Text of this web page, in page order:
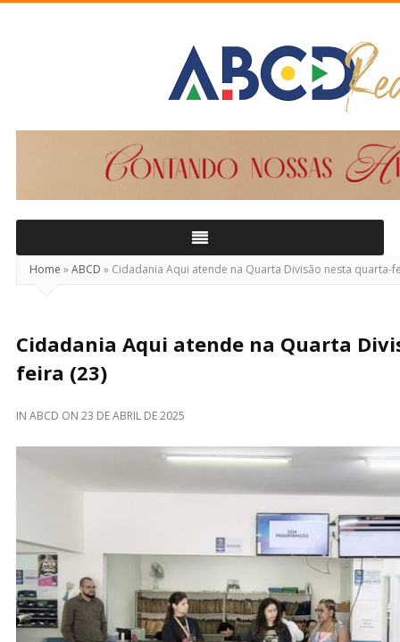
Home »ABCD » Cidadania Aqui atende na Quarta Divisão nesta quarta-
Cidadania Aqui atende na Quarta
feira (23)
IN ABCD ON 23 DE ABRIL DE 2025